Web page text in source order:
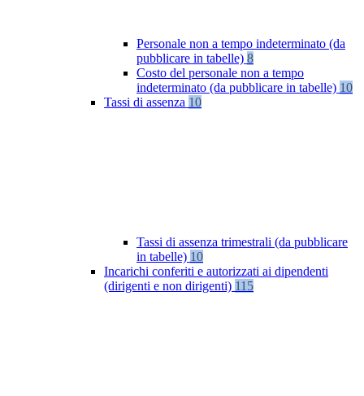
Personale non a tempo indeterminato (da
pubblicare in tabelle) 8
Costo del personale non a tempo
indeterminato (da pubblicare in tabelle) 10
Tassi di assenza 10
Tassi di assenza trimestrali (da pubblicare
in tabelle) 10
Incarichi conferiti e autorizzati ai dipendenti
(dirigenti e non dirigenti) 115